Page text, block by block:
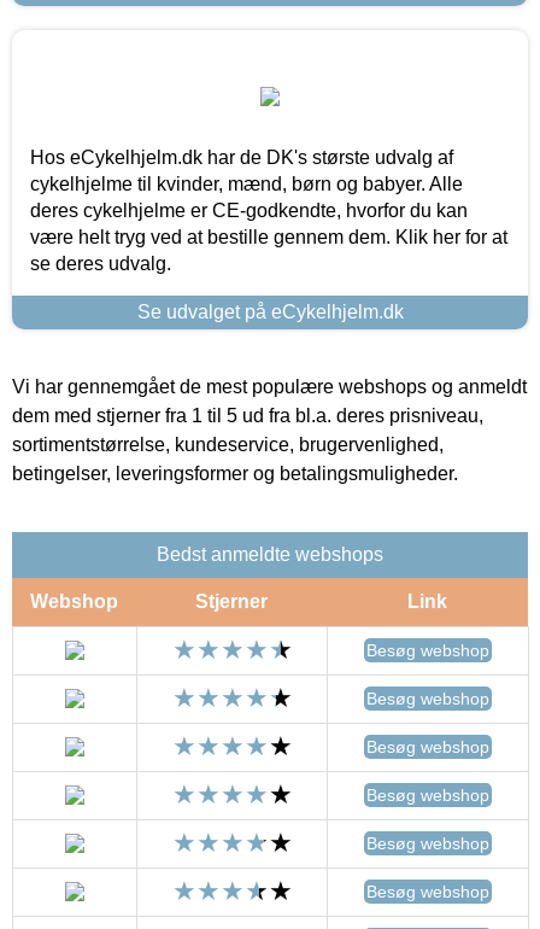
Hos eCykelhjelm.dk har de DK's største udvalg af
cykelhjelme til kvinder, mænd, børn og babyer. Alle
deres cykelhjelme er CE-godkendte, hvorfor du kan
være helt tryg ved at bestille gennem dem. Klik her for at
se deres udvalg.
Se udvalget på eCykelhjelm.dk
Vi har gennemgået de mest populære webshops og anmeldt
dem med stjerner fra 1 til 5 ud fra bl.a. deres prisniveau,
sortimentstørrelse, kundeservice, brugervenlighed,
betingelser, leveringsformer og betalingsmuligheder.
Bedst anmeldte webshops
Webshop Stjerner Link
Besøg webshop
Besøg webshop
Besøg webshop
Besøg webshop
Besøg webshop
Besøg webshop